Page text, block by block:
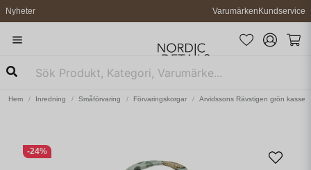
Nyheter VarumärkenKundservice
Hem Inredning Småförvaring Förvaringskorgar Arvidssons Rävstigen grön kasse
-24%